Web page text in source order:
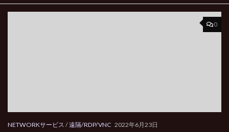
0
NETWORKサービス /遠隔/RDP/VNC 2022年6月23日